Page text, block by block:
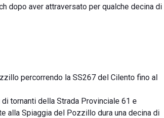
dopo aver attraversato per qualche decina di
percorrendo la SS267 del Cilento fino al
tornanti della Strada Provinciale 61 e
alla Spiaggia del Pozzillo dura una decina di